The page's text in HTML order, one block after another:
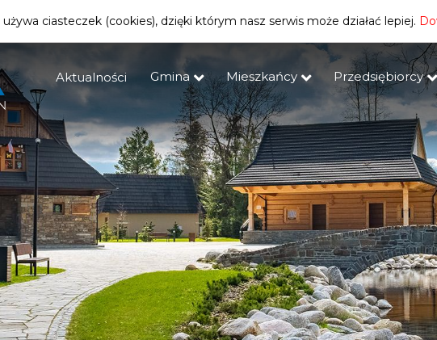
Aktualności Gmina Mieszkańcy Przedsiębiorcy
używa ciasteczek (cookies), dzięki którym nasz serwis może działać lepiej.